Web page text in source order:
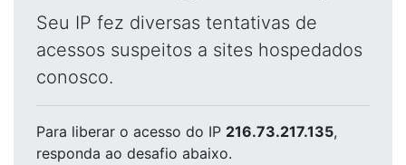
Seu IP fez diversas tentativas de
acessos suspeitos a sites hospedados
conosco.
Para liberar o acesso do IP 216.73.217.135,
responda ao desafio abaixo.